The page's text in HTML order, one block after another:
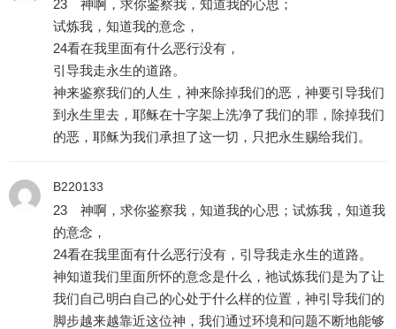
23 神啊，求你鉴察我，知道我的心思；
试炼我，知道我的意念，
24看在我里面有什么恶行没有，
引导我走永生的道路。
神来鉴察我们的人生，神来除掉我们的恶，神要引导我们
到永生里去，耶稣在十字架上洗净了我们的罪，除掉我们
的恶，耶稣为我们承担了这一切，只把永生赐给我们。
B220133
23 神啊，求你鉴察我，知道我的心思；试炼我，知道我
的意念，
24看在我里面有什么恶行没有，引导我走永生的道路。
神知道我们里面所怀的意念是什么，祂试炼我们是为了让
我们自己明白自己的心处于什么样的位置，神引导我们的
脚步越来越靠近这位神，我们通过环境和问题不断地能够